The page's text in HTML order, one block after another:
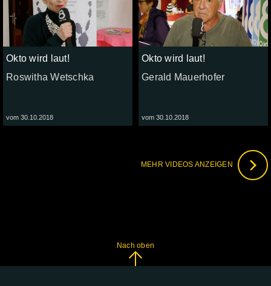
Okto wird laut!
Roswitha Wetschka
vom 30.10.2018
Okto wird laut!
Gerald Mauerhofer
vom 30.10.2018
MEHR VIDEOS ANZEIGEN
Nach oben